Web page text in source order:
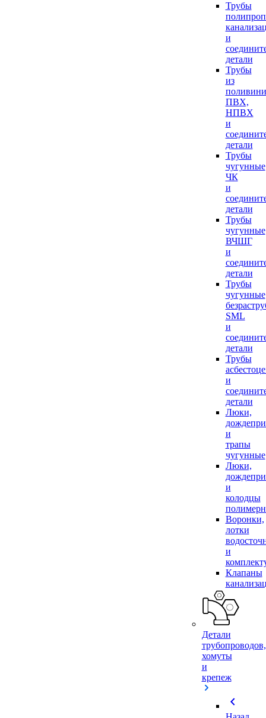
Трубы
и
детали
Трубы
из
ПВХ,
НПВХ
и
детали
Трубы
чугунные
ЧК
и
детали
Трубы
чугунные
ВЧШГ
и
детали
Трубы
чугунные
SML
и
детали
Трубы
и
детали
Люки,
и
трапы
чугунные
Люки,
и
колодцы
Воронки,
лотки
и
Клапаны
Детали
трубопроводов,
хомуты
и
крепеж
chevron_left